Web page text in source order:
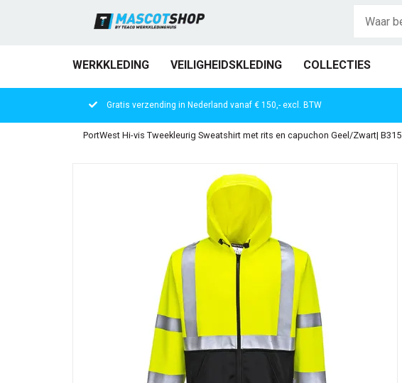
WERKKLEDING VEILIGHEIDSKLEDING COLLECTIES
Gratis verzending in Nederland vanaf € 150,- excl. BTW
PortWest Hi-vis Tweekleurig Sweatshirt met rits en capuchon Geel/Zwart| B315